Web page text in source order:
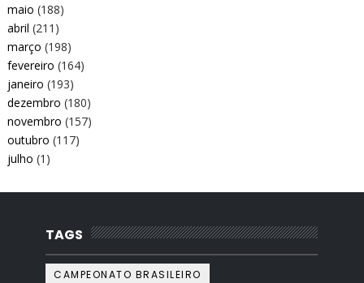
maio (188)
abril (211)
março (198)
fevereiro (164)
janeiro (193)
dezembro (180)
novembro (157)
outubro (117)
julho (1)
TAGS
CAMPEONATO BRASILEIRO